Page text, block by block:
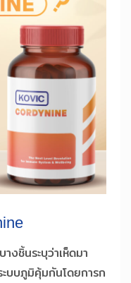
งชิ้นระบุว่าเห็ดมา
ะบบภูมิคุ้มกันโดยการก